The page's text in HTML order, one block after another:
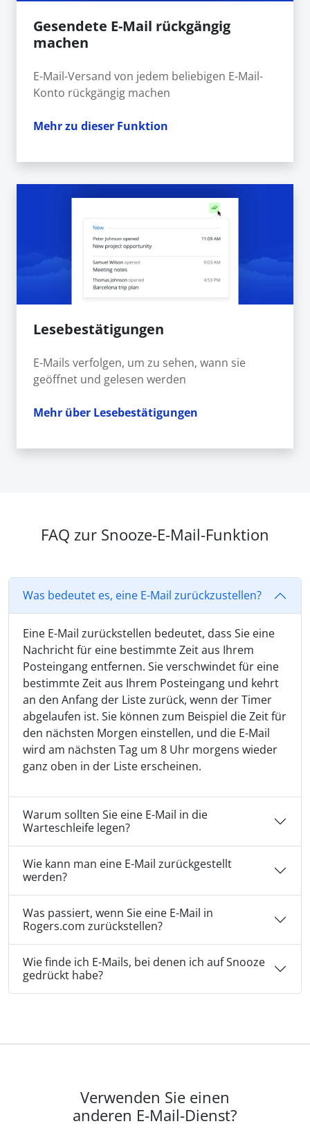
Gesendete E-Mail rückgängig
machen
E-Mail-Versand von jedem beliebigen E-Mail-
Konto rückgängig machen
Mehr zu dieser Funktion
Lesebestätigungen
E-Mails verfolgen, um zu sehen, wann sie
geöffnet und gelesen werden
Mehr über Lesebestätigungen
FAQ zur Snooze-E-Mail-Funktion
Was bedeutet es, eine E-Mail zurückzustellen?
Eine E-Mail zurückstellen bedeutet, dass Sie eine
Nachricht für eine bestimmte Zeit aus Ihrem
Posteingang entfernen. Sie verschwindet für eine
bestimmte Zeit aus Ihrem Posteingang und kehrt
an den Anfang der Liste zurück, wenn der Timer
abgelaufen ist. Sie können zum Beispiel die Zeit für
den nächsten Morgen einstellen, und die E-Mail
wird am nächsten Tag um 8 Uhr morgens wieder
ganz oben in der Liste erscheinen.
Warum sollten Sie eine E-Mail in die
Warteschleife legen?
Wie kann man eine E-Mail zurückgestellt
werden?
Was passiert, wenn Sie eine E-Mail in
Rogers.com zurückstellen?
Wie finde ich E-Mails, bei denen ich auf Snooze
gedrückt habe?
Verwenden Sie einen
anderen E-Mail-Dienst?